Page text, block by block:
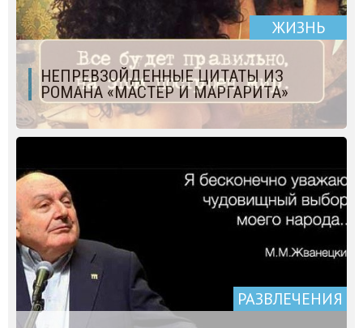
ЖИЗНЬ
НЕПРЕВЗОЙДЕННЫЕ ЦИТАТЫ ИЗ
РОМАНА «МАСТЕР И МАРГАРИТА»
РАЗВЛЕЧЕНИЯ